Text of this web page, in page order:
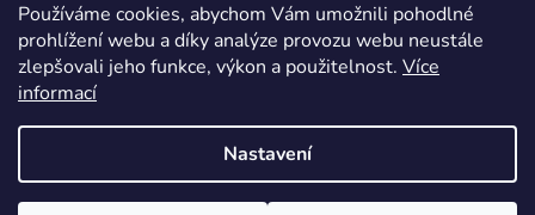
Používáme cookies, abychom Vám umožnili pohodlné
prohlížení webu a díky analýze provozu webu neustále
zlepšovali jeho funkce, výkon a použitelnost. Více
informací
Nastavení
Oblíbené způsoby platby:
Vytvořil Shoptet